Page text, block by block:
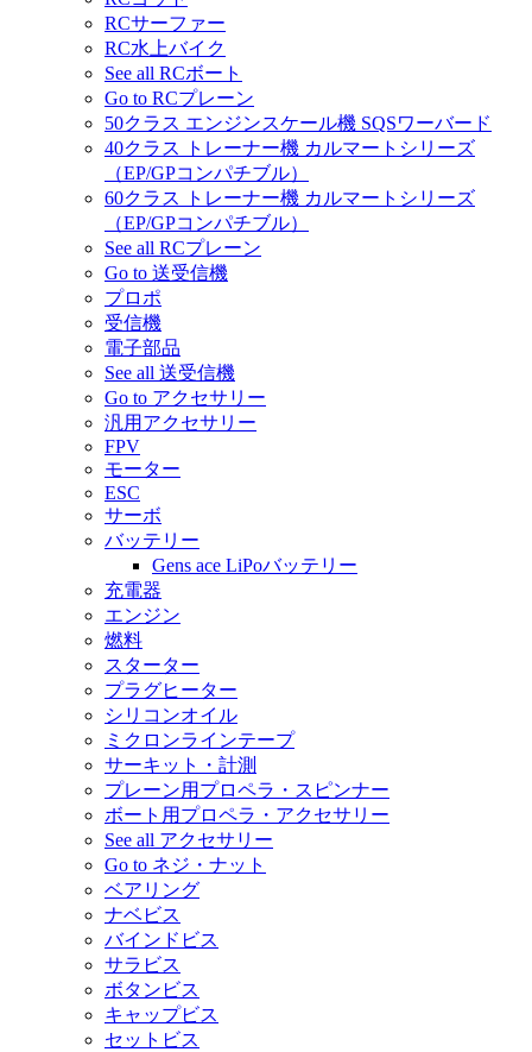
RCサーファー
RC水上バイク
See all RCボート
Go to RCプレーン
50クラス エンジンスケール機 SQSワーバード
40クラス トレーナー機 カルマートシリーズ
（EP/GPコンパチブル）
60クラス トレーナー機 カルマートシリーズ
（EP/GPコンパチブル）
See all RCプレーン
Go to 送受信機
プロポ
受信機
電子部品
See all 送受信機
Go to アクセサリー
汎用アクセサリー
FPV
モーター
ESC
サーボ
バッテリー
Gens ace LiPoバッテリー
充電器
エンジン
燃料
スターター
プラグヒーター
シリコンオイル
ミクロンラインテープ
サーキット・計測
プレーン用プロペラ・スピンナー
ボート用プロペラ・アクセサリー
See all アクセサリー
Go to ネジ・ナット
ベアリング
ナベビス
バインドビス
サラビス
ボタンビス
キャップビス
セットビス